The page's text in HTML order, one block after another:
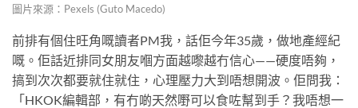
圖片來源：Pexels (Guto Macedo)
前排有個住旺角嘅讀者PM我，話佢今年35歲，做地產經紀
嘅。佢話近排同女朋友嗰方面越嚟越冇信心——硬度唔夠，
搞到次次都要就住就住，心理壓力大到唔想開波。佢問我：
「HKOK編輯部，有冇啲天然嘢可以食咗幫到手？我唔想一